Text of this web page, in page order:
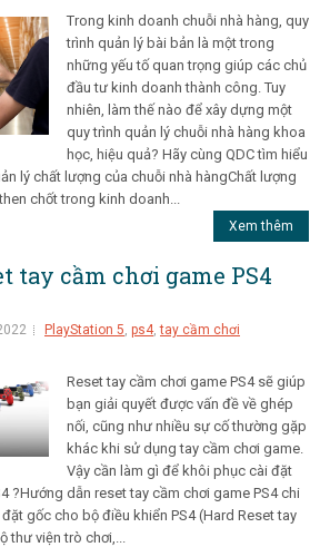
Trong kinh doanh chuỗi nhà hàng, quy
trình quản lý bài bản là một trong
những yếu tố quan trọng giúp các chủ
đầu tư kinh doanh thành công. Tuy
nhiên, làm thế nào để xây dựng một
quy trình quản lý chuỗi nhà hàng khoa
học, hiệu quả? Hãy cùng QDC tìm hiểu
lý chất lượng của chuỗi nhà hàngChất lượng
chốt trong kinh doanh...
Xem thêm
tay cầm chơi game PS4
PlayStation 5, ps4,tay cầm chơi
Reset tay cầm chơi game PS4 sẽ giúp
bạn giải quyết được vấn đề về ghép
nối, cũng như nhiều sự cố thường gặp
khác khi sử dụng tay cầm chơi game.
Vậy cần làm gì để khôi phục cài đặt
?Hướng dẫn reset tay cầm chơi game PS4 chi
gốc cho bộ điều khiển PS4 (Hard Reset tay
thư viện trò chơi,...